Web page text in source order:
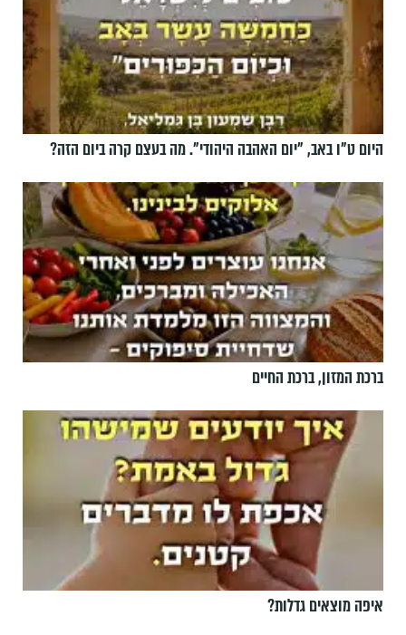
היום ט"ו באב, ”יום האהבה היהודי". מה בעצם קרה ביום הזה?
ברכת המזון, ברכת החיים
איפה מוצאים גדלות?